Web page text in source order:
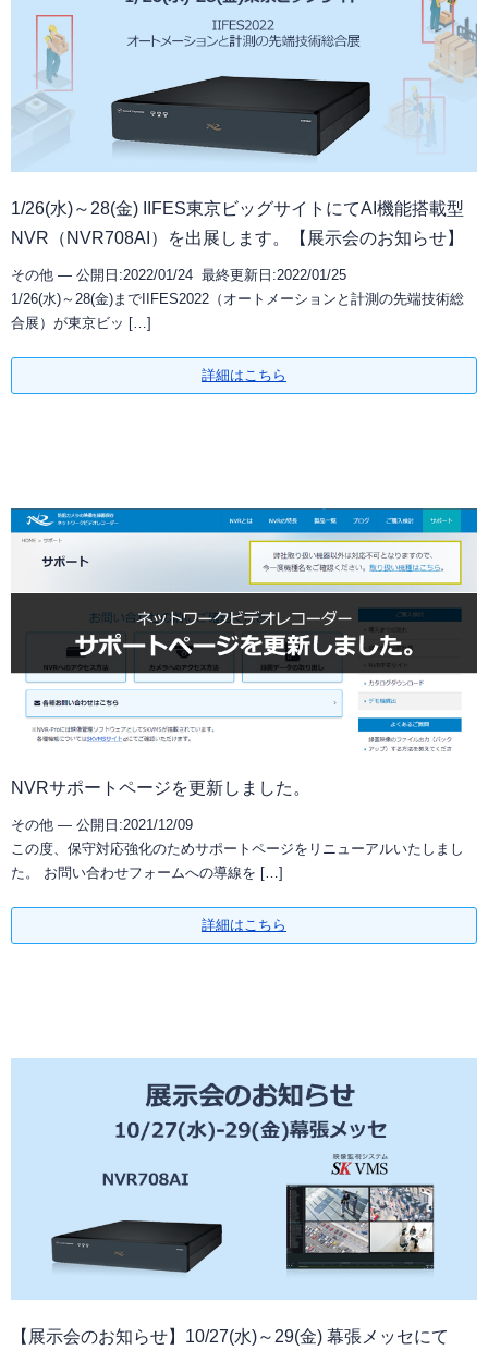
1/26(水)～28(金) IIFES東京ビッグサイトにてAI機能搭載型
NVR（NVR708AI）を出展します。【展示会のお知らせ】
その他 — 公開日:2022/01/24 最終更新日:2022/01/25
1/26(水)～28(金)までIIFES2022（オートメーションと計測の先端技術総
合展）が東京ビッ […]
詳細はこちら
NVRサポートページを更新しました。
その他 — 公開日:2021/12/09
この度、保守対応強化のためサポートページをリニューアルいたしまし
た。 お問い合わせフォームへの導線を […]
詳細はこちら
【展示会のお知らせ】10/27(水)～29(金) 幕張メッセにて